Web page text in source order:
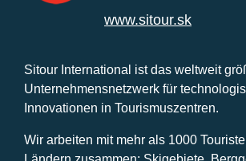
www.sitour.sk
Sitour International ist das weltweit
Unternehmensnetzwerk für
Innovationen in Tourismuszentren.
Wir arbeiten mit mehr als 1000